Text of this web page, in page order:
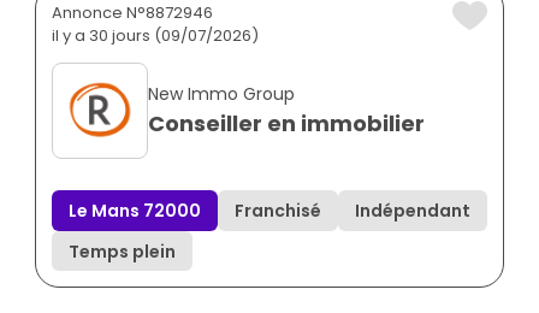
Annonce N°8872946
il y a 30 jours (09/07/2026)
New Immo Group
Conseiller en immobilier
Le Mans 72000 Franchisé
Indépendant
Temps plein